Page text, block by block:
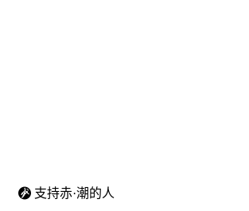
支持赤·潮的人